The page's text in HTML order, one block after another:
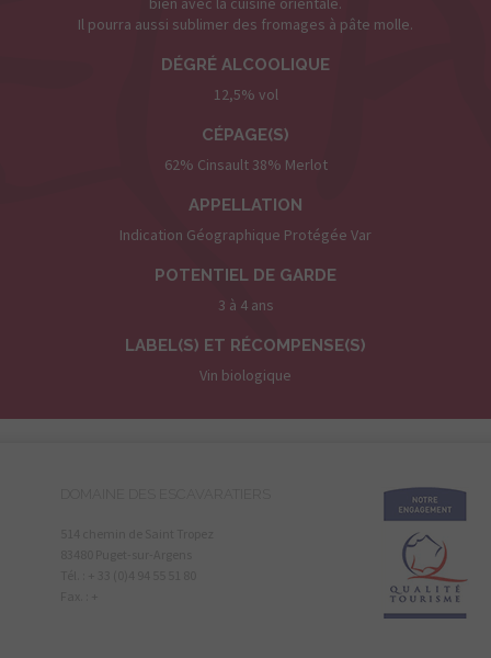
Il pourra aussi sublimer des fromages à pâte molle.
DÉGRÉ ALCOOLIQUE
12,5% vol
CÉPAGE(S)
62% Cinsault 38% Merlot
APPELLATION
Indication Géographique Protégée Var
POTENTIEL DE GARDE
3 à 4 ans
LABEL(S) ET RÉCOMPENSE(S)
Vin biologique